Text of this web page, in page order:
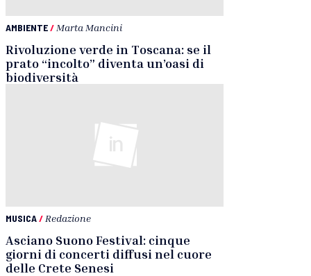
AMBIENTE/ Marta Mancini
Rivoluzione verde in Toscana: se il
prato “incolto” diventa un’oasi di
biodiversità
MUSICA/ Redazione
Asciano Suono Festival: cinque
giorni di concerti diffusi nel cuore
delle Crete Senesi